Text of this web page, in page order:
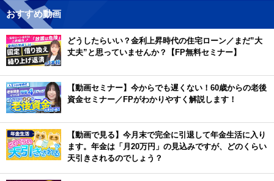
おすすめ動画
どうしたらいい？金利上昇時代の住宅ローン／まだ”大
丈夫”と思っていませんか？【FP無料セミナー】
【動画セミナー】今からでも遅くない！60歳からの老後
資金セミナー／FPがわかりやすく解説します！
【動画で見る】今月末で完全に引退して年金生活に入り
ます。年金は「月20万円」の見込みですが、どのくらい
天引きされるのでしょう？